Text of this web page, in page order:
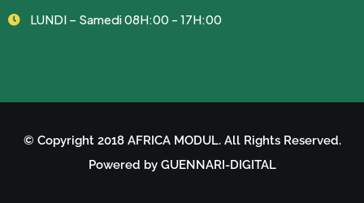
LUNDI – Samedi 08H:00 - 17H:00
© Copyright 2018 AFRICA MODUL. All Rights Reserved.
Powered by GUENNARI-DIGITAL